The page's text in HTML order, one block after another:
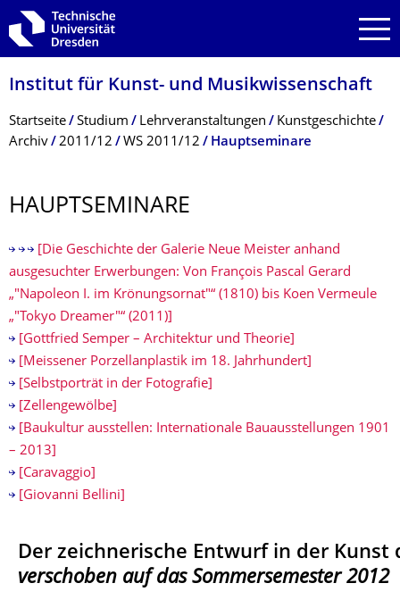
Zur Hauptnavigation springen
Zur Suche springen
Zum Inhalt springen
Institut für Kunst- und Musikwissenschaft
Breadcrumb-Menü
Startseite Studium Lehrveranstaltungen
Kunstgeschichte
Archiv
2011/12 WS 2011/12 Hauptseminare
HAUPTSEMINARE
[Die Geschichte der Galerie Neue Meister anhand
ausgesuchter Erwerbungen: Von François Pascal Gerard
„"Napoleon I. im Krönungsornat"“ (1810) bis Koen Vermeule
„"Tokyo Dreamer"“ (2011)]
[Gottfried Semper – Architektur und Theorie]
[Meissener Porzellanplastik im 18. Jahrhundert]
[Selbstporträt in der Fotografie]
[Zellengewölbe]
[Baukultur ausstellen: Internationale Bauausstellungen 1901
– 2013]
[Caravaggio]
[Giovanni Bellini]
Der zeichnerische Entwurf in der Kunst
verschoben auf das Sommersemester 2012